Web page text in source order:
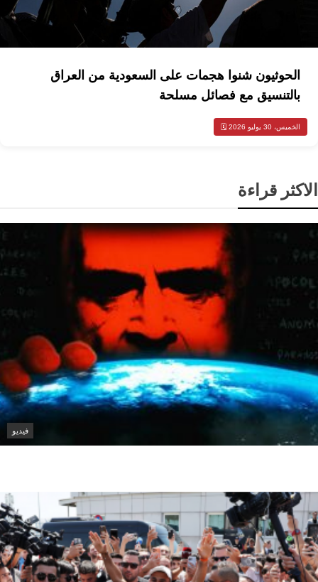
الحوثيون شنوا هجمات على السعودية من العراق
بالتنسيق مع فصائل مسلحة
الخميس، 30 يوليو 2026 🗓️
الاكثر قراءة
فيديو